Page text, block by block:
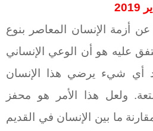
أزمة الإنسان المعاصر بنوع
عليه هو أن الوعي الإنساني
أي شيء يرضي هذا الإنسان
ولعل هذا الأمر هو محفز
ما بين الإنسان في القديم